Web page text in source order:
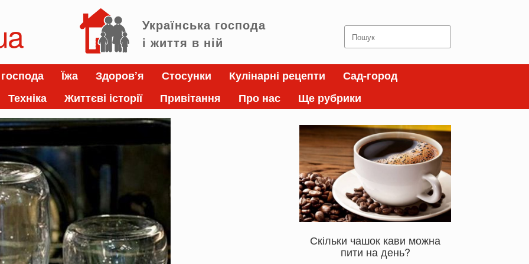
Українська господа
і життя в ній
Search
for:
Їжа Здоров’я Стосунки Кулінарні рецепти
Сад-город
Техніка Життєві історії Привітання Про нас Ще рубрики
Скільки чашок кави можна
пити на день?